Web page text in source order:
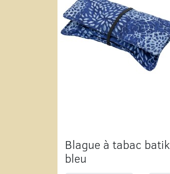
Blague à tabac batik
bleu